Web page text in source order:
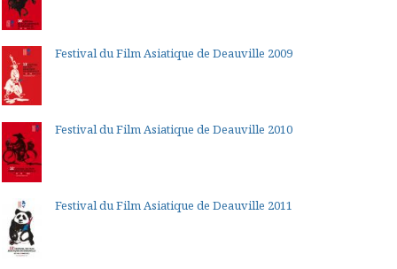
Festival du Film Asiatique de Deauville 2009
Festival du Film Asiatique de Deauville 2010
Festival du Film Asiatique de Deauville 2011